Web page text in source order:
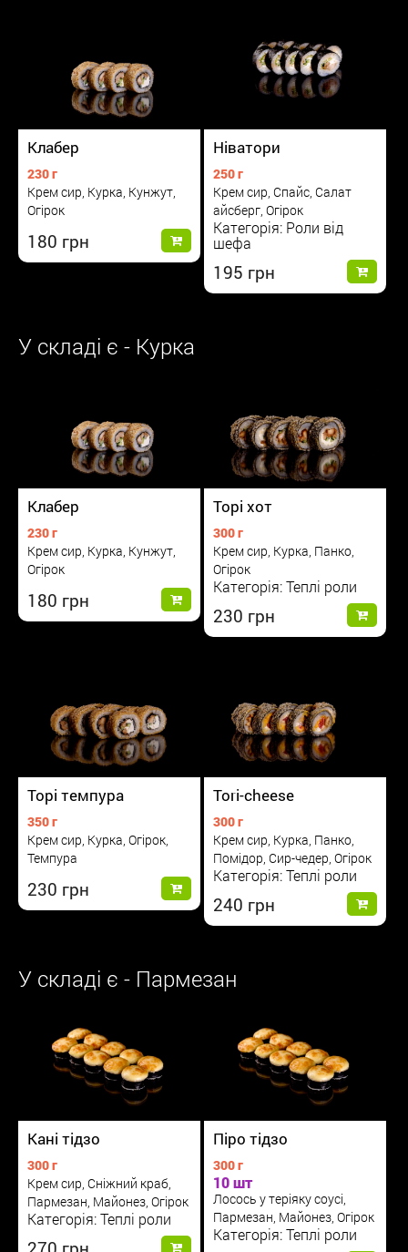
Клабер
230 г
Крем сир, Курка, Кунжут,
Огірок
180
Ніватори
250 г
Крем сир, Спайс, Салат
айсберг, Огірок
Категорія: Роли від
шефа
195
У складі є - Курка
Клабер
230 г
Крем сир, Курка, Кунжут,
Огірок
180
Торі хот
300 г
Крем сир, Курка, Панко,
Огірок
Категорія: Теплі роли
230
Торі темпура
350 г
Крем сир, Курка, Огірок,
Темпура
230
Tori-cheese
300 г
Крем сир, Курка, Панко,
Помідор, Сир-чедер, Огірок
Категорія: Теплі роли
240
У складі є - Пармезан
Кані тідзо
300 г
Крем сир, Сніжний краб,
Пармезан, Майонез, Огірок
Категорія: Теплі роли
Піро тідзо
300 г
10 шт
Лосось у теріяку соусі,
Пармезан, Майонез, Огірок
Категорія: Теплі роли